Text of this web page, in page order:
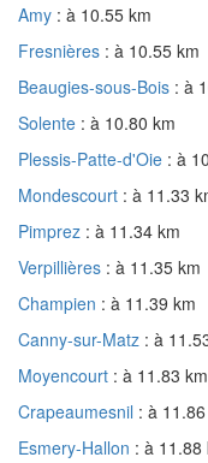
Amy : à 10.55 km
Fresnières : à 10.55 km
Beaugies-sous-Bois : à
Solente : à 10.80 km
Plessis-Patte-d'Oie : à
Mondescourt : à 11.33
Pimprez : à 11.34 km
Verpillières : à 11.35 km
Champien : à 11.39 km
Canny-sur-Matz : à
Moyencourt : à 11.83 km
Crapeaumesnil : à
Esmery-Hallon : à 11.88